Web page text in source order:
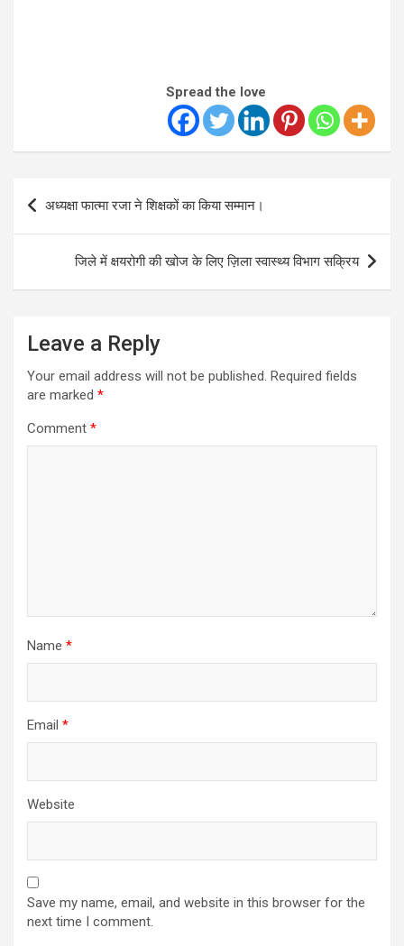
Spread the love
Post
navigation
अध्यक्षा फात्मा रजा ने शिक्षकों का किया सम्मान।
जिले में क्षयरोगी की खोज के लिए ज़िला स्वास्थ्य विभाग सक्रिय
Leave a Reply
Your email address will not be published. Required fields
are marked *
Comment *
Name *
Email *
Website
Save my name, email, and website in this browser for the
next time I comment.